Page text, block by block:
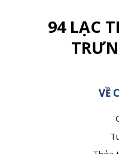
94 LẠC
VỀ